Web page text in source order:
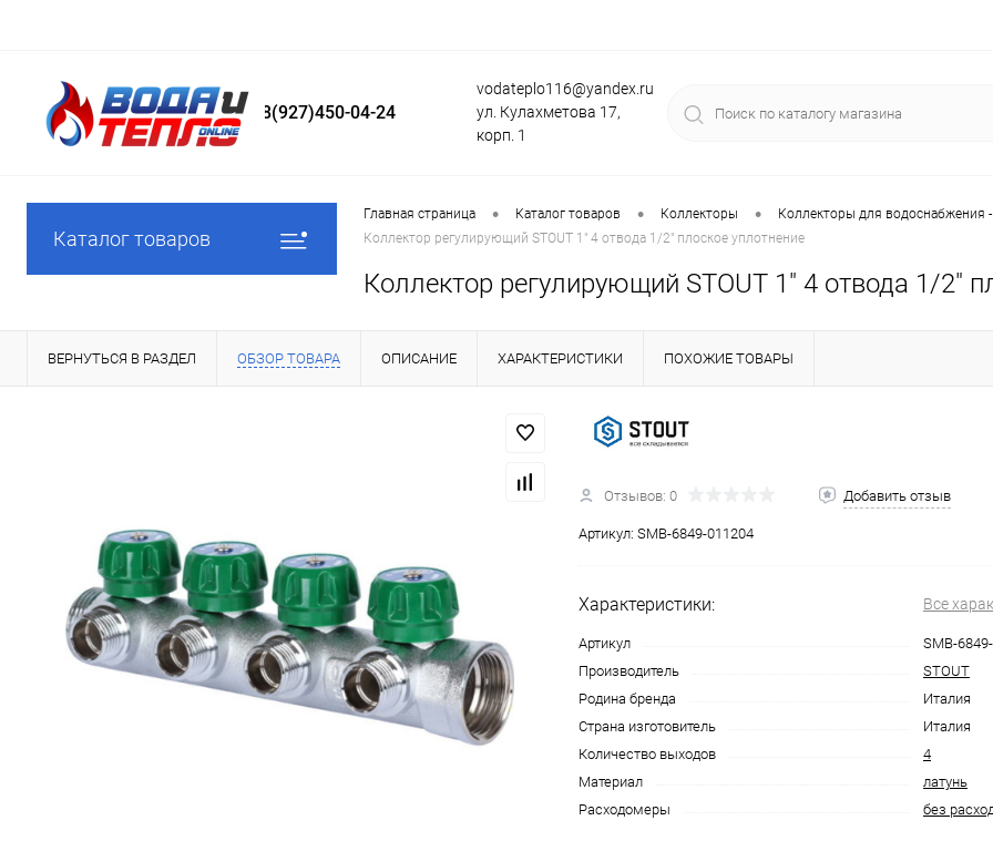
8(927)450-04-24
vodateplo116@yandex.ru
ул. Кулахметова 17,
корп. 1
Каталог товаров
Главная страница • Каталог товаров • Коллекторы • Коллекторы для водоснабжения
Коллектор регулирующий STOUT 1" 4 отвода 1/2" плоское уплотнение
Коллектор регулирующий STOUT 1" 4 отвода 1/2"
ВЕРНУТЬСЯ В РАЗДЕЛ ОБЗОР ТОВАРА ОПИСАНИЕ ХАРАКТЕРИСТИКИ ПОХОЖИЕ ТОВАРЫ
Отзывов: 0 Добавить отзыв
Артикул: SMB-6849-011204
Характеристики: Все
Артикул
SMB-
Производитель
STOUT
Родина бренда
Италия
Страна изготовитель
Италия
Количество выходов
4
Материал
латунь
Расходомеры
без